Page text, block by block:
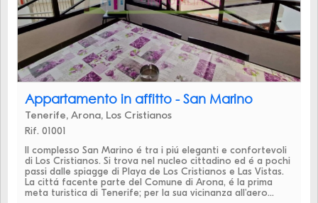
Appartamento in affitto - San Marino
Tenerife, Arona, Los Cristianos
Rif. 01001
Il complesso San Marino é tra i piú eleganti e confortevoli
di Los Cristianos. Si trova nel nucleo cittadino ed é a pochi
passi dalle spiagge di Playa de Los Cristianos e Las Vistas.
La cittá facente parte del Comune di Arona, é la prima
meta turistica di Tenerife; per la sua vicinanza all'aero...